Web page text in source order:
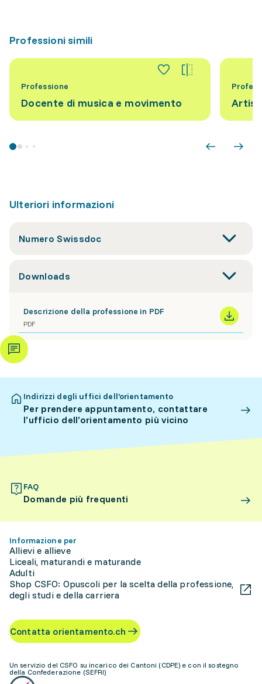
Professioni simili
Professione
Docente di musica e movimento
Ulteriori informazioni
Numero Swissdoc
Downloads
Descrizione della professione in PDF
PDF
Indirizzi degli uffici dell’orientamento
Per prendere appuntamento, contattare
l’ufficio dell’orientamento più vicino
FAQ
Domande più frequenti
Informazione per
Allievi e allieve
Liceali, maturandi e maturande
Adulti
Shop CSFO: Opuscoli per la scelta della professione,
degli studi e della carriera
Contatta orientamento.ch
Un servizio del CSFO su incarico dei Cantoni (CDPE) e con il sostegno
della Confederazione (SEFRI)